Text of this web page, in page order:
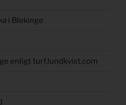
i Blekinge
enligt turf.lundkvist.com